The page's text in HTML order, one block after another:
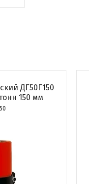
ДГ50Г150
150 мм